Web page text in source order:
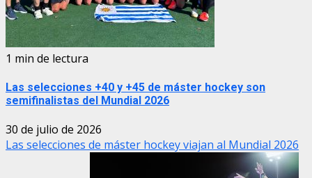
1 min de lectura
Las selecciones +40 y +45 de máster hockey son
semifinalistas del Mundial 2026
30 de julio de 2026
Las selecciones de máster hockey viajan al Mundial 2026